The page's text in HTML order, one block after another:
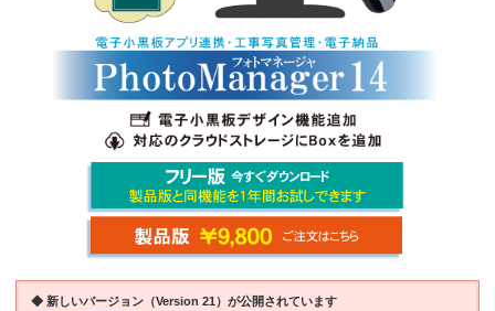
◆ 新しいバージョン（Version 21）が公開されています